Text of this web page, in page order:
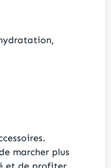
marcher plus